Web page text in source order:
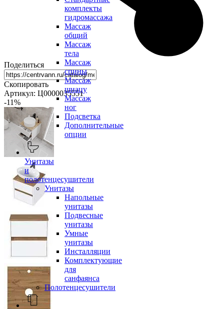
комплекты
гидромассажа
Массаж
общий
Массаж
тела
Массаж
спины
Массаж
шиацу
Массаж
ног
Подсветка
Дополнительные
опции
Унитазы
и
полотенцесушители
Унитазы
Напольные
унитазы
Подвесные
унитазы
Умные
унитазы
Инсталляции
Комплектующие
для
санфаянса
Полотенцесушители
Поделиться
Скопировать
Артикул: Ц0000035551
-11%